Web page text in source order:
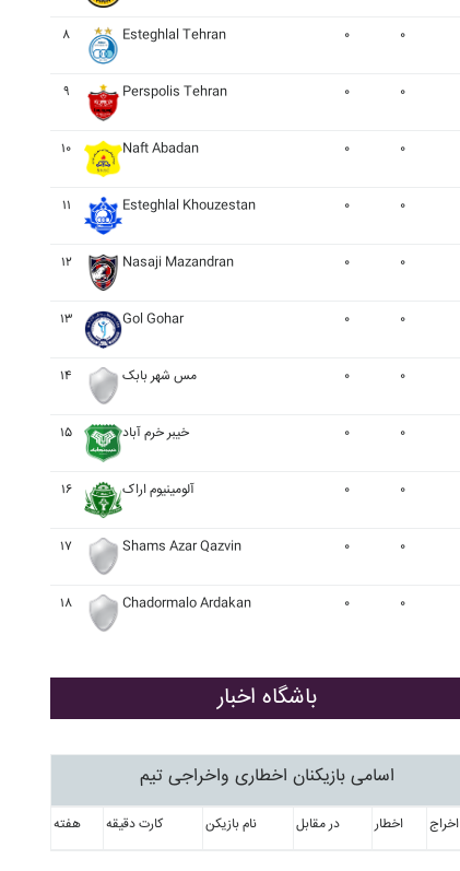
۸ Esteghlal Tehran ۰ ۰
۹ Perspolis Tehran ۰ ۰
۱۰ Naft Abadan ۰ ۰
۱۱ Esteghlal Khouzestan ۰ ۰
۱۲ Nasaji Mazandran ۰ ۰
۱۳ Gol Gohar ۰ ۰
۱۴ مس شهر بابک ۰ ۰
۱۵ خيبر خرم آباد ۰ ۰
۱۶ آلومينيوم اراک ۰ ۰
۱۷ Shams Azar Qazvin ۰ ۰
۱۸ Chadormalo Ardakan ۰ ۰
باشگاه اخبار
اسامی بازیکنان اخطاری واخراجی تیم
هفته کارت دقیقه نام بازیکن در مقابل اخطار اخراج